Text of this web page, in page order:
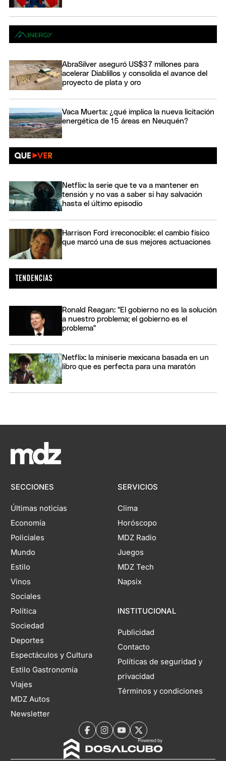
AbraSilver aseguró US$37 millones para
acelerar Diablillos y consolida el avance del
proyecto de plata y oro
Vaca Muerta: ¿qué implica la nueva licitación
energética de 15 áreas en Neuquén?
Netflix: la serie que te va a mantener en
tensión y no vas a saber si hay salvación
hasta el último episodio
Harrison Ford irreconocible: el cambio físico
que marcó una de sus mejores actuaciones
Ronald Reagan: "El gobierno no es la solución
a nuestro problema; el gobierno es el
problema"
Netflix: la miniserie mexicana basada en un
libro que es perfecta para una maratón
SECCIONES
Últimas noticias
Economía
Policiales
Mundo
Estilo
Vinos
Sociales
Política
Sociedad
Deportes
Espectáculos y Cultura
Estilo Gastronomía
Viajes
MDZ Autos
Newsletter
SERVICIOS
Clima
Horóscopo
MDZ Radio
Juegos
MDZ Tech
Napsix
INSTITUCIONAL
Publicidad
Contacto
Políticas de seguridad y
privacidad
Términos y condiciones